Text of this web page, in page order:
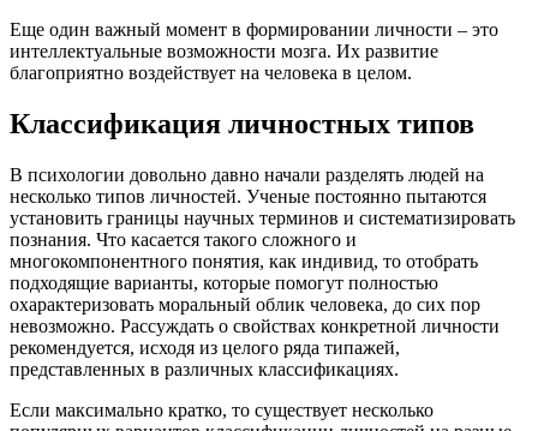
Еще один важный момент в формировании личности – это
интеллектуальные возможности мозга. Их развитие
благоприятно воздействует на человека в целом.
Классификация личностных типов
В психологии довольно давно начали разделять людей на
несколько типов личностей. Ученые постоянно пытаются
установить границы научных терминов и систематизировать
познания. Что касается такого сложного и
многокомпонентного понятия, как индивид, то отобрать
подходящие варианты, которые помогут полностью
охарактеризовать моральный облик человека, до сих пор
невозможно. Рассуждать о свойствах конкретной личности
рекомендуется, исходя из целого ряда типажей,
представленных в различных классификациях.
Если максимально кратко, то существует несколько